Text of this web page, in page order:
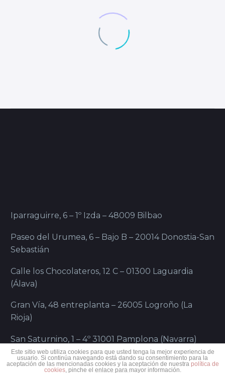
Iparraguirre, 6 – 1º Izda – 48009 Bilbao
Paseo del Urumea, 6 – Bajo B – 20014 Donostia-San
Sebastián
Calle los Chocolateros, 12 C – 01300 Laguardia
(Álava)
Gran Vía, 48 entreplanta – 26005 Logroño (La
Rioja)
San Saturnino, 1 – 4º 31001 Pamplona (Navarra)
Este sitio web utiliza cookies para que usted tenga la mejor experiencia de
usuario. Si continúa navegando está dando su consentimiento para la
aceptación de las mencionadas cookies y la aceptación de nuestra política de
cookies, pinche el enlace para mayor información.